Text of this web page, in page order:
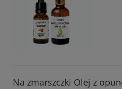
Na zmarszczki Olej z